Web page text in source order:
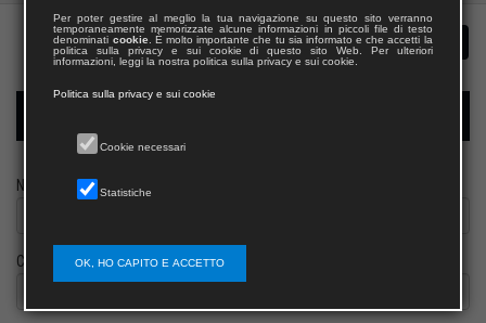
Nome
Cognome
Per poter gestire al meglio la tua navigazione su questo sito verranno
temporaneamente memorizzate alcune informazioni in piccoli file di testo
denominati cookie. È molto importante che tu sia informato e che accetti la
politica sulla privacy e sui cookie di questo sito Web. Per ulteriori
informazioni, leggi la nostra politica sulla privacy e sui cookie.
Politica sulla privacy e sui cookie
Cookie necessari
Statistiche
OK, HO CAPITO E ACCETTO